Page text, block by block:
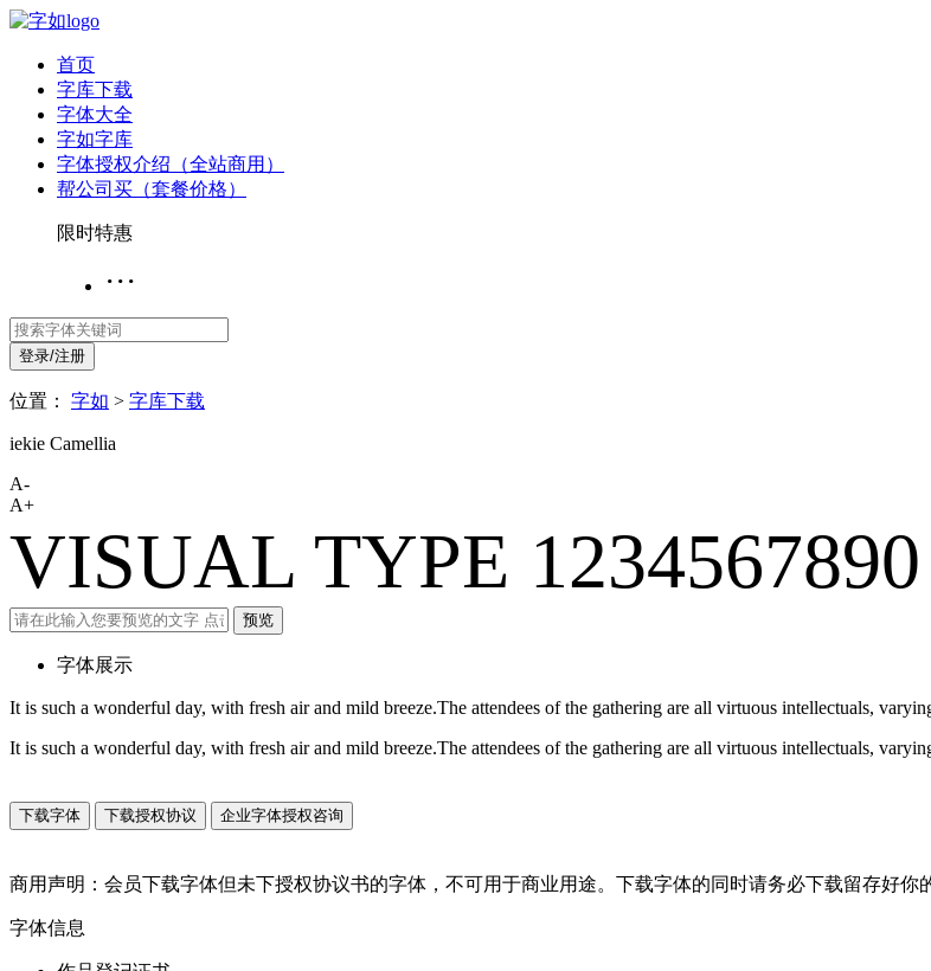
首页
字库下载
字体大全
字如字库
字体授权介绍（全站商用）
帮公司买（套餐价格）
限时特惠
···
登录/注册
位置： 字如 > 字库下载
iekie Camellia
A-
A+
VISUAL TYPE 1234567890
预览
字体展示
It is such a wonderful day, with fresh air and mild breeze.The attendees of the gathering are all virtuous intellectuals,
It is such a wonderful day, with fresh air and mild breeze.The attendees of the gathering are all virtuous intellectuals,
下载字体 下载授权协议 企业字体授权咨询
商用声明：会员下载字体但未下授权协议书的字体，不可用于商业用途。下载字体的同时请务必下载留存好你
字体信息